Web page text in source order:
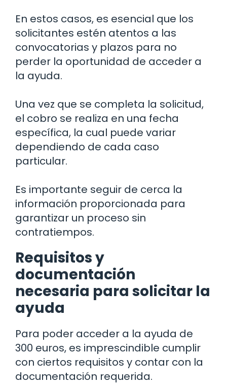
En estos casos, es esencial que los
solicitantes estén atentos a las
convocatorias y plazos para no
perder la oportunidad de acceder a
la ayuda.
Una vez que se completa la solicitud,
el cobro se realiza en una fecha
específica, la cual puede variar
dependiendo de cada caso
particular.
Es importante seguir de cerca la
información proporcionada para
garantizar un proceso sin
contratiempos.
Requisitos y
documentación
necesaria para solicitar la
ayuda
Para poder acceder a la ayuda de
300 euros, es imprescindible cumplir
con ciertos requisitos y contar con la
documentación requerida.